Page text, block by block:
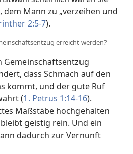
Mann zu „verzeihen und
2:5-7).
erreicht werden?
Gemeinschaftsentzug
dass Schmach auf den
kommt, und der gute Ruf
(1. Petrus 1:14-16).
Maßstäbe hochgehalten
geistig rein. Und ein
dadurch zur Vernunft